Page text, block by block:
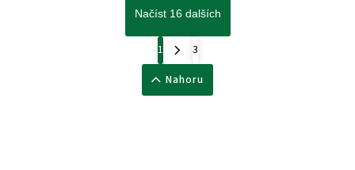
Načíst 16 dalších
1
3
Nahoru